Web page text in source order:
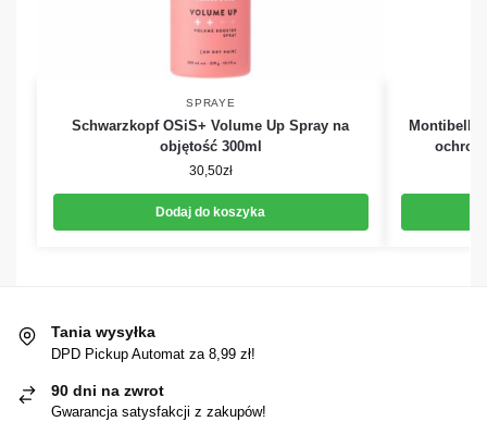
SPRAYE
Schwarzkopf OSiS+ Volume Up Spray na
objętość 300ml
30,50zł
Dodaj do koszyka
Montibello
Tania wysyłka
DPD Pickup Automat za 8,99 zł!
90 dni na zwrot
Gwarancja satysfakcji z zakupów!